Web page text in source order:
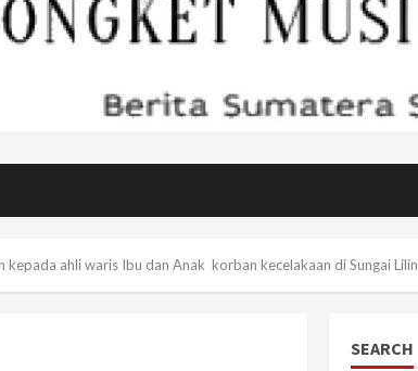
kepada ahli waris Ibu dan Anak korban kecelakaan di Sungai Lilin
SEARCH